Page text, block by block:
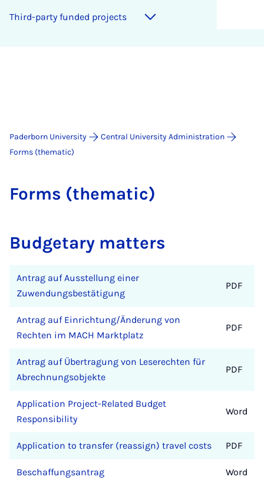
Third-party funded projects
Paderborn University
Central University Administration
Forms (thematic)
Forms (them­at­ic)
Budgetary matters
Antrag auf Ausstellung einer
Zuwendungsbestätigung
PDF
Antrag auf Einrichtung/Änderung von
Rechten im MACH Marktplatz
PDF
Antrag auf Übertragung von Leserechten für
Abrechnungsobjekte
PDF
Application Project-Related Budget
Responsibility
Word
Application to transfer (reassign) travel costs PDF
Beschaffungsantrag Word